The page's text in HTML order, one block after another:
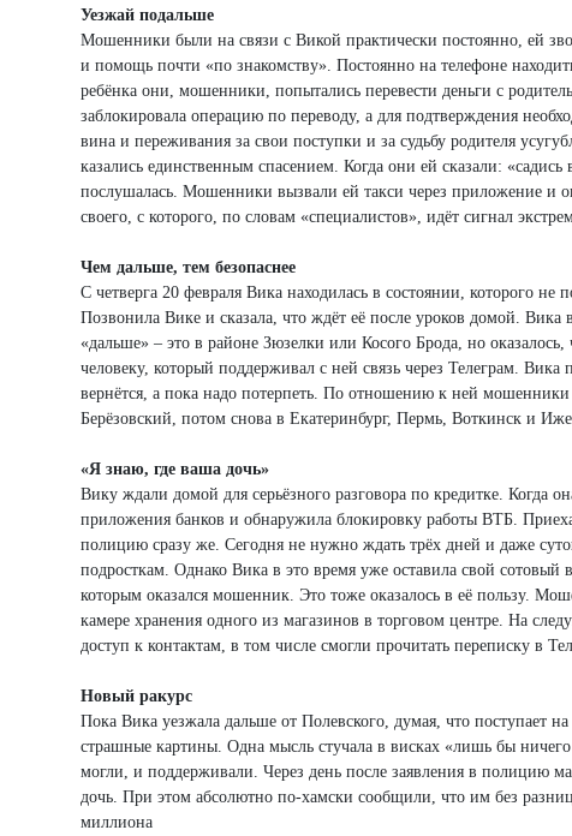
Уезжай подальше
Мошенники были на связи с Викой практически постоянно, ей
и помощь почти «по знакомству». Постоянно на телефоне
ребёнка они, мошенники, попытались перевести деньги с
заблокировала операцию по переводу, а для подтверждения
вина и переживания за свои поступки и за судьбу родителя
казались единственным спасением. Когда они ей сказали:
послушалась. Мошенники вызвали ей такси через приложение и
своего, с которого, по словам «специалистов», идёт сигнал
Чем дальше, тем безопаснее
С четверга 20 февраля Вика находилась в состоянии, которого
Позвонила Вике и сказала, что ждёт её после уроков домой.
«дальше» – это в районе Зюзелки или Косого Брода, но
человеку, который поддерживал с ней связь через Телеграм.
вернётся, а пока надо потерпеть. По отношению к ней
Берёзовский, потом снова в Екатеринбург, Пермь, Воткинск и
«Я знаю, где ваша дочь»
Вику ждали домой для серьёзного разговора по кредитке. Когда
приложения банков и обнаружила блокировку работы ВТБ.
полицию сразу же. Сегодня не нужно ждать трёх дней и даже
подросткам. Однако Вика в это время уже оставила свой
которым оказался мошенник. Это тоже оказалось в её пользу.
камере хранения одного из магазинов в торговом центре. На
доступ к контактам, в том числе смогли прочитать переписку в
Новый ракурс
Пока Вика уезжала дальше от Полевского, думая, что поступает
страшные картины. Одна мысль стучала в висках «лишь бы
могли, и поддерживали. Через день после заявления в полицию
дочь. При этом абсолютно по-хамски сообщили, что им без
миллиона